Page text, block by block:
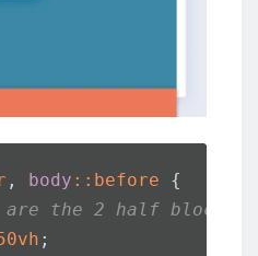
, body ::before {
the 2 half blocks
;